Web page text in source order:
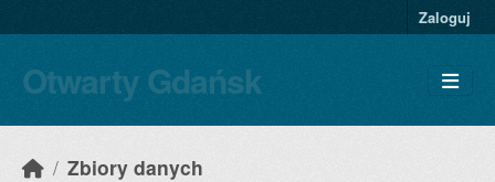
Zaloguj
Otwarty Gdańsk
Zbiory danych